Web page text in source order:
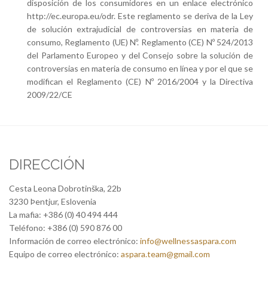
disposición de los consumidores en un enlace electrónico
http://ec.europa.eu/odr. Este reglamento se deriva de la Ley
de solución extrajudicial de controversias en materia de
consumo, Reglamento (UE) Nº. Reglamento (CE) Nº 524/2013
del Parlamento Europeo y del Consejo sobre la solución de
controversias en materia de consumo en línea y por el que se
modifican el Reglamento (CE) Nº 2016/2004 y la Directiva
2009/22/CE
DIRECCIÓN
Cesta Leona Dobrotinška, 22b
3230 Þentjur, Eslovenia
La mafia: +386 (0) 40 494 444
Teléfono: +386 (0) 590 876 00
Información de correo electrónico: info@wellnessaspara.com
Equipo de correo electrónico: aspara.team@gmail.com